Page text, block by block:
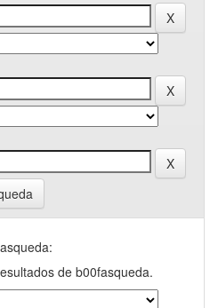
de b00fasqueda.